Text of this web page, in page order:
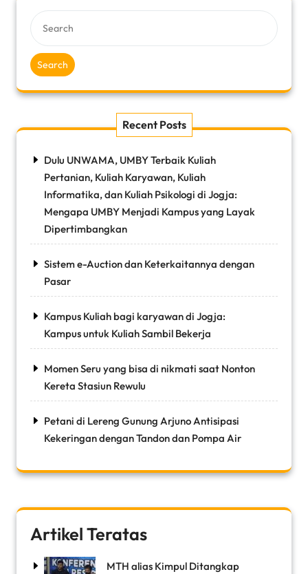
Search
Recent Posts
Dulu UNWAMA, UMBY Terbaik Kuliah
Pertanian, Kuliah Karyawan, Kuliah
Informatika, dan Kuliah Psikologi di Jogja:
Mengapa UMBY Menjadi Kampus yang Layak
Dipertimbangkan
Sistem e-Auction dan Keterkaitannya dengan
Pasar
Kampus Kuliah bagi karyawan di Jogja:
Kampus untuk Kuliah Sambil Bekerja
Momen Seru yang bisa di nikmati saat Nonton
Kereta Stasiun Rewulu
Petani di Lereng Gunung Arjuno Antisipasi
Kekeringan dengan Tandon dan Pompa Air
Artikel Teratas
MTH alias Kimpul Ditangkap